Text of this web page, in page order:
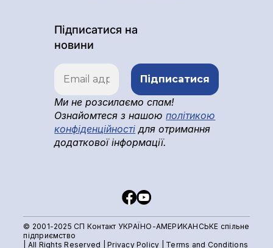
Підписатися на
новини
Ми не розсилаємо спам!
Ознайомтеся з нашоюполітикою
конфіденційності для отримання
додаткової інформації.
© 2001-2025 СП Контакт УКРАЇНО-АМЕРИКАНСЬКЕ спільне
підприємство
| All Rights Reserved |Privacy Policy Terms and Conditions